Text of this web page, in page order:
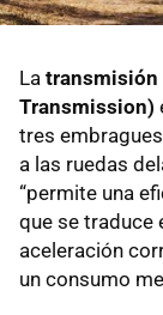
La transmisión
Transmission)
tres
a las ruedas
“permite una
que se traduce
aceleración
un consumo